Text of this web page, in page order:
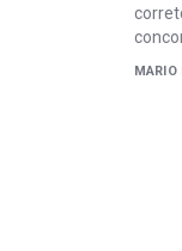
MARIO